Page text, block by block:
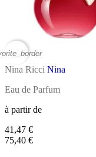
Nina Ricci Nina
Eau de Parfum
à partir de
41,47 €
75,40 €